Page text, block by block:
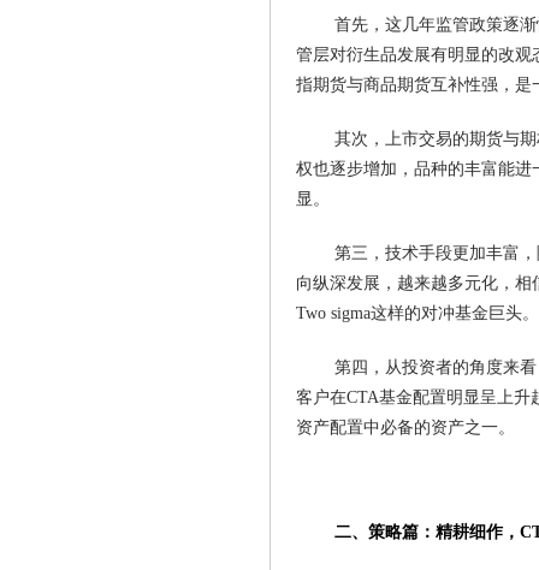
首先，这几年监管政策逐
管层对衍生品发展有明显的改
指期货与商品期货互补性强，
其次，上市交易的期货与
权也逐步增加，品种的丰富能
显。
第三，技术手段更加丰富
向纵深发展，越来越多元化，相
Two sigma这样的对冲基金巨头。
第四，从投资者的角度来
客户在CTA基金配置明显呈上
资产配置中必备的资产之一。
二、策略篇：精耕细作，